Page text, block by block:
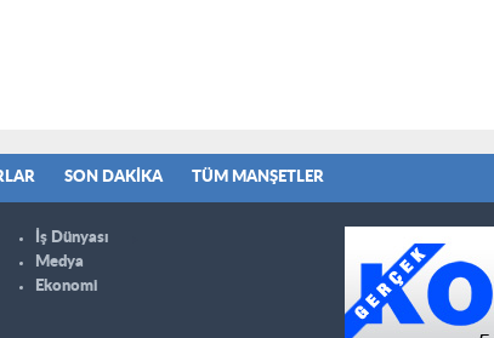
SON DAKIKA TÜM MANŞETLER
İş Dünyası
Medya
Ekonomi